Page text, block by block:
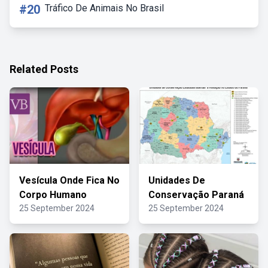
#20 Tráfico De Animais No Brasil
Related Posts
Vesícula Onde Fica No
Corpo Humano
25 September 2024
Unidades De
Conservação Paraná
25 September 2024